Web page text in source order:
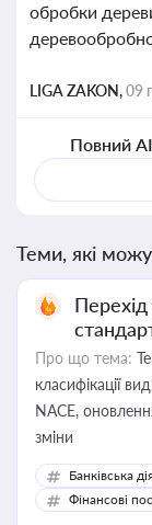
обробки
LIGA ZAKON,09
Повний
Теми, які
Про що тема:
класифікації
NACE,
зміни
Банківська
Фінансові